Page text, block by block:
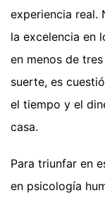
experiencia real.
la excelencia en
en menos de
suerte, es
el tiempo y el
casa.
Para triunfar en
en psicología